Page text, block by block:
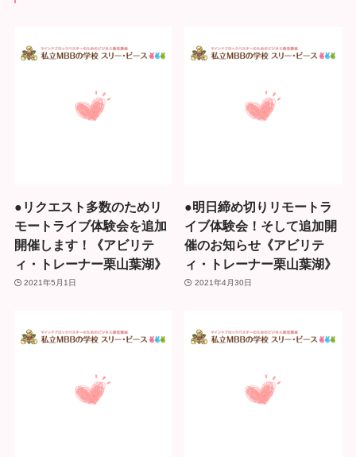
●リクエスト多数のためリ
モートライブ体験会を追加
開催します！《アビリテ
ィ・トレーナー栗山葉湖》
2021年5月1日
●明日締め切りリモートラ
イブ体験会！そして追加開
催のお知らせ《アビリテ
ィ・トレーナー栗山葉湖》
2021年4月30日